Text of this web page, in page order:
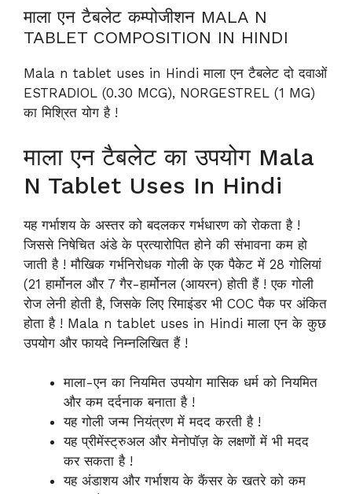
माला एन टैबलेट कम्पोजीशन MALA N
TABLET COMPOSITION IN HINDI
Mala n tablet uses in Hindi माला एन टैबलेट दो दवाओं
ESTRADIOL (0.30 MCG), NORGESTREL (1 MG)
का मिश्रित योग है !
माला एन टैबलेट का उपयोग Mala
N Tablet Uses In Hindi
यह गर्भाशय के अस्तर को बदलकर गर्भधारण को रोकता है !
जिससे निषेचित अंडे के प्रत्यारोपित होने की संभावना कम हो
जाती है ! मौखिक गर्भनिरोधक गोली के एक पैकेट में 28 गोलियां
(21 हार्मोनल और 7 गैर-हार्मोनल (आयरन) होती हैं ! एक गोली
रोज लेनी होती है, जिसके लिए रिमाइंडर भी COC पैक पर अंकित
होता है ! Mala n tablet uses in Hindi माला एन के कुछ
उपयोग और फायदे निम्नलिखित हैं !
माला-एन का नियमित उपयोग मासिक धर्म को नियमित
और कम दर्दनाक बनाता है !
यह गोली जन्म नियंत्रण में मदद करती है !
यह प्रीमेंस्ट्रुअल और मेनोपॉज़ के लक्षणों में भी मदद
कर सकता है !
यह अंडाशय और गर्भाशय के कैंसर के खतरे को कम